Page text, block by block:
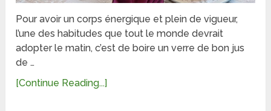
Pour avoir un corps énergique et plein de vigueur,
l’une des habitudes que tout le monde devrait
adopter le matin, c’est de boire un verre de bon jus
de …
[Continue Reading...]